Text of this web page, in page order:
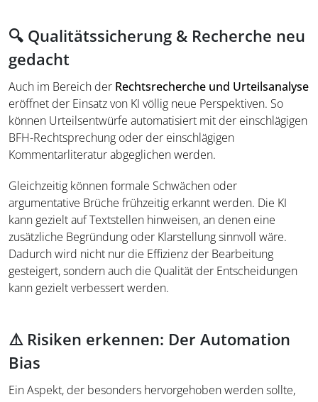
🔍 Qualitätssicherung & Recherche neu
gedacht
Auch im Bereich der Rechtsrecherche und Urteilsanalyse
eröffnet der Einsatz von KI völlig neue Perspektiven. So
können Urteilsentwürfe automatisiert mit der einschlägigen
BFH-Rechtsprechung oder der einschlägigen
Kommentarliteratur abgeglichen werden.
Gleichzeitig können formale Schwächen oder
argumentative Brüche frühzeitig erkannt werden. Die KI
kann gezielt auf Textstellen hinweisen, an denen eine
zusätzliche Begründung oder Klarstellung sinnvoll wäre.
Dadurch wird nicht nur die Effizienz der Bearbeitung
gesteigert, sondern auch die Qualität der Entscheidungen
kann gezielt verbessert werden.
⚠️ Risiken erkennen: Der Automation
Bias
Ein Aspekt, der besonders hervorgehoben werden sollte,